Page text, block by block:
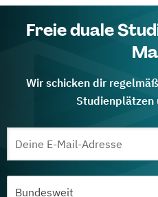
Freie duale
Wir schicken dir
Studienplätzen